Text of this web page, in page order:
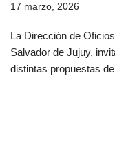
17 marzo, 2026
La Dirección de
Salvador de Jujuy,
distintas propuestas